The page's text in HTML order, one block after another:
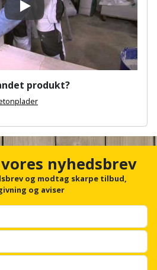
Play
produkt?
nyhedsbrev
og modtag skarpe tilbud,
og aviser